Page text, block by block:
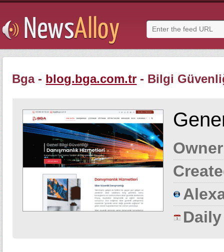
Bga - blog.bga.com.tr - Bilgi